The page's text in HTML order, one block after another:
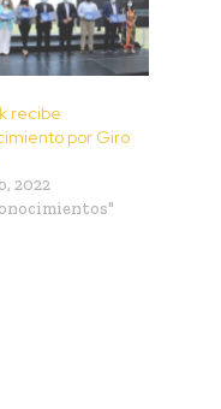
recibe
por Giro
2022